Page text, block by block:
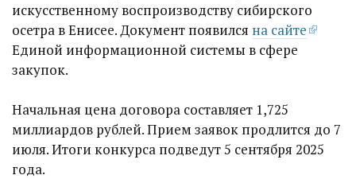
искусственному воспроизводству сибирского
осетра в Енисее. Документ появился на сайте
Единой информационной системы в сфере
закупок.
Начальная цена договора составляет 1,725
миллиардов рублей. Прием заявок продлится до 7
июля. Итоги конкурса подведут 5 сентября 2025
года.